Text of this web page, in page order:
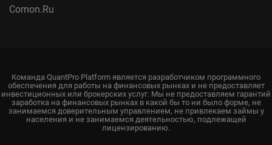
Comon.Ru
Команда QuantPro Platform является разработчиком программного
обеспечения для работы на финансовых рынках и не предоставляет
инвестиционных или брокерских услуг. Мы не предоставляем гарантий
заработка на финансовых рынках в какой бы то ни было форме, не
занимаемся доверительным управлением, не привлекаем займы у
населения и не занимаемся деятельностью, подлежащей
лицензированию.